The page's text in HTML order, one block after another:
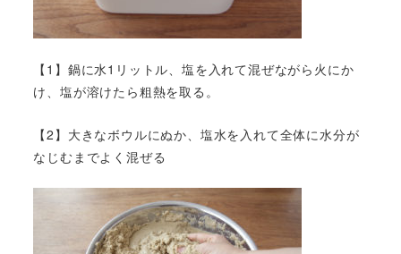
【1】鍋に水1リットル、塩を入れて混ぜながら火にか
け、塩が溶けたら粗熱を取る。
【2】大きなボウルにぬか、塩水を入れて全体に水分が
なじむまでよく混ぜる